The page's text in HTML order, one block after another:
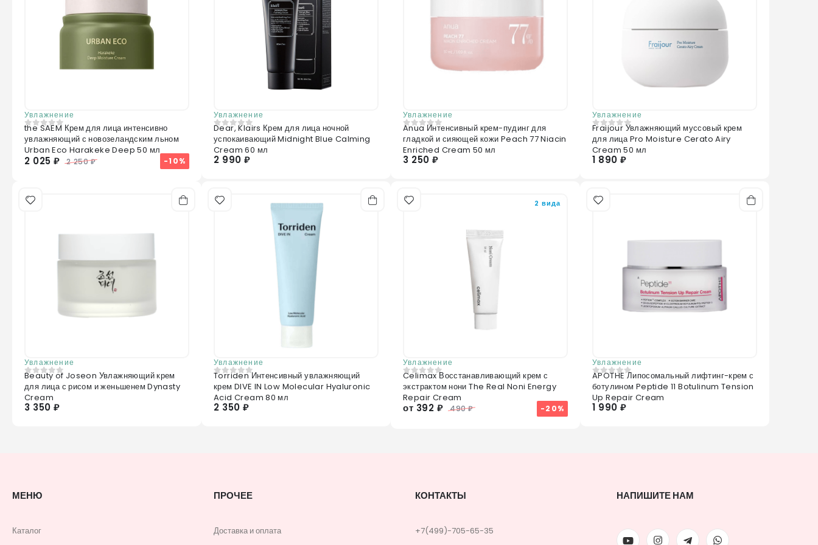
Увлажнение
0 из 5
the SAEM Крем для лица интенсивно
увлажняющий с новозеландским льном
Urban Eco Harakeke Deep 50 мл
2 025 ₽ 2 250 ₽ -10%
Увлажнение
0 из 5
Dear, Klairs Крем для лица ночной
успокаивающий Midnight Blue Calming
Cream 60 мл
2 990 ₽
Увлажнение
0из 5
Anua Интенсивный крем-пудинг для
гладкой и сияющей кожи Peach 77 Niacin
Enriched Cream 50 мл
3 250 ₽
Увлажнение
0из 5
Fraijour Увлажняющий муссовый крем
для лица Pro Moisture Cerato Airy
Cream 50 мл
1 890 ₽
Увлажнение
0 из 5
Beauty of Joseon Увлажняющий крем
для лица с рисом и женьшенем Dynasty
Cream
3 350 ₽
Увлажнение
0 из 5
Torriden Интенсивный увлажняющий
крем DIVE IN Low Molecular Hyaluronic
Acid Cream 80 мл
2 350 ₽
2 вида
Увлажнение
0из 5
Celimax Восстанавливающий крем с
экстрактом нони The Real Noni Energy
Repair Cream
от 392 ₽ 490 ₽ -20%
Увлажнение
0из 5
APOTHE Липосомальный лифтинг-крем с
ботулином Peptide 11 Botulinum Tension
Up Repair Cream
1 990 ₽
МЕНЮ
Каталог
ПРОЧЕЕ
Доставка и оплата
КОНТАКТЫ
+7(499)-705-65-35
НАПИШИТЕ НАМ